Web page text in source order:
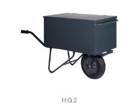
HG2